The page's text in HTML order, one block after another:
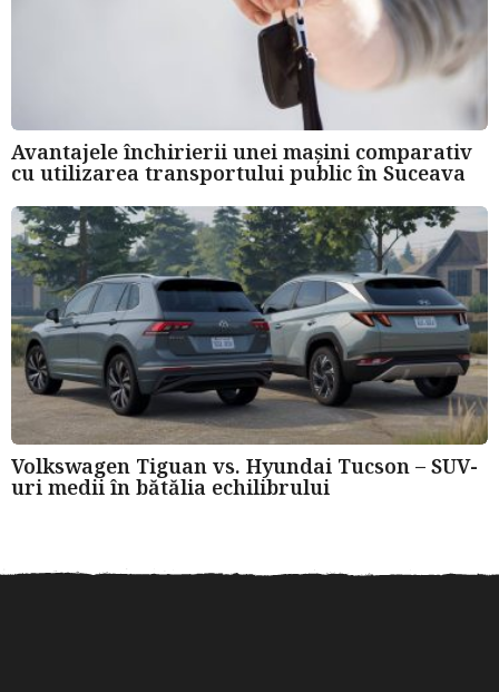
Avantajele închirierii unei mașini comparativ
cu utilizarea transportului public în Suceava
Volkswagen Tiguan vs. Hyundai Tucson – SUV-
uri medii în bătălia echilibrului